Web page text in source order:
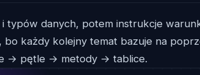
i typów danych, potem instrukcje
bo każdy kolejny temat bazuje na
→ pętle → metody → tablice.